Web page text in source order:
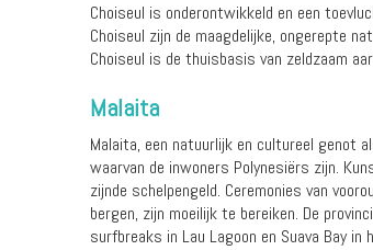
Choiseul is onderontwikkeld en een
Choiseul zijn de maagdelijke, ongerepte
Choiseul is de thuisbasis van zeldzaam
Malaita
Malaita, een natuurlijk en cultureel genot
waarvan de inwoners Polynesiërs zijn.
zijnde schelpengeld. Ceremonies van
bergen, zijn moeilijk te bereiken. De
surfbreaks in Lau Lagoon en Suava Bay